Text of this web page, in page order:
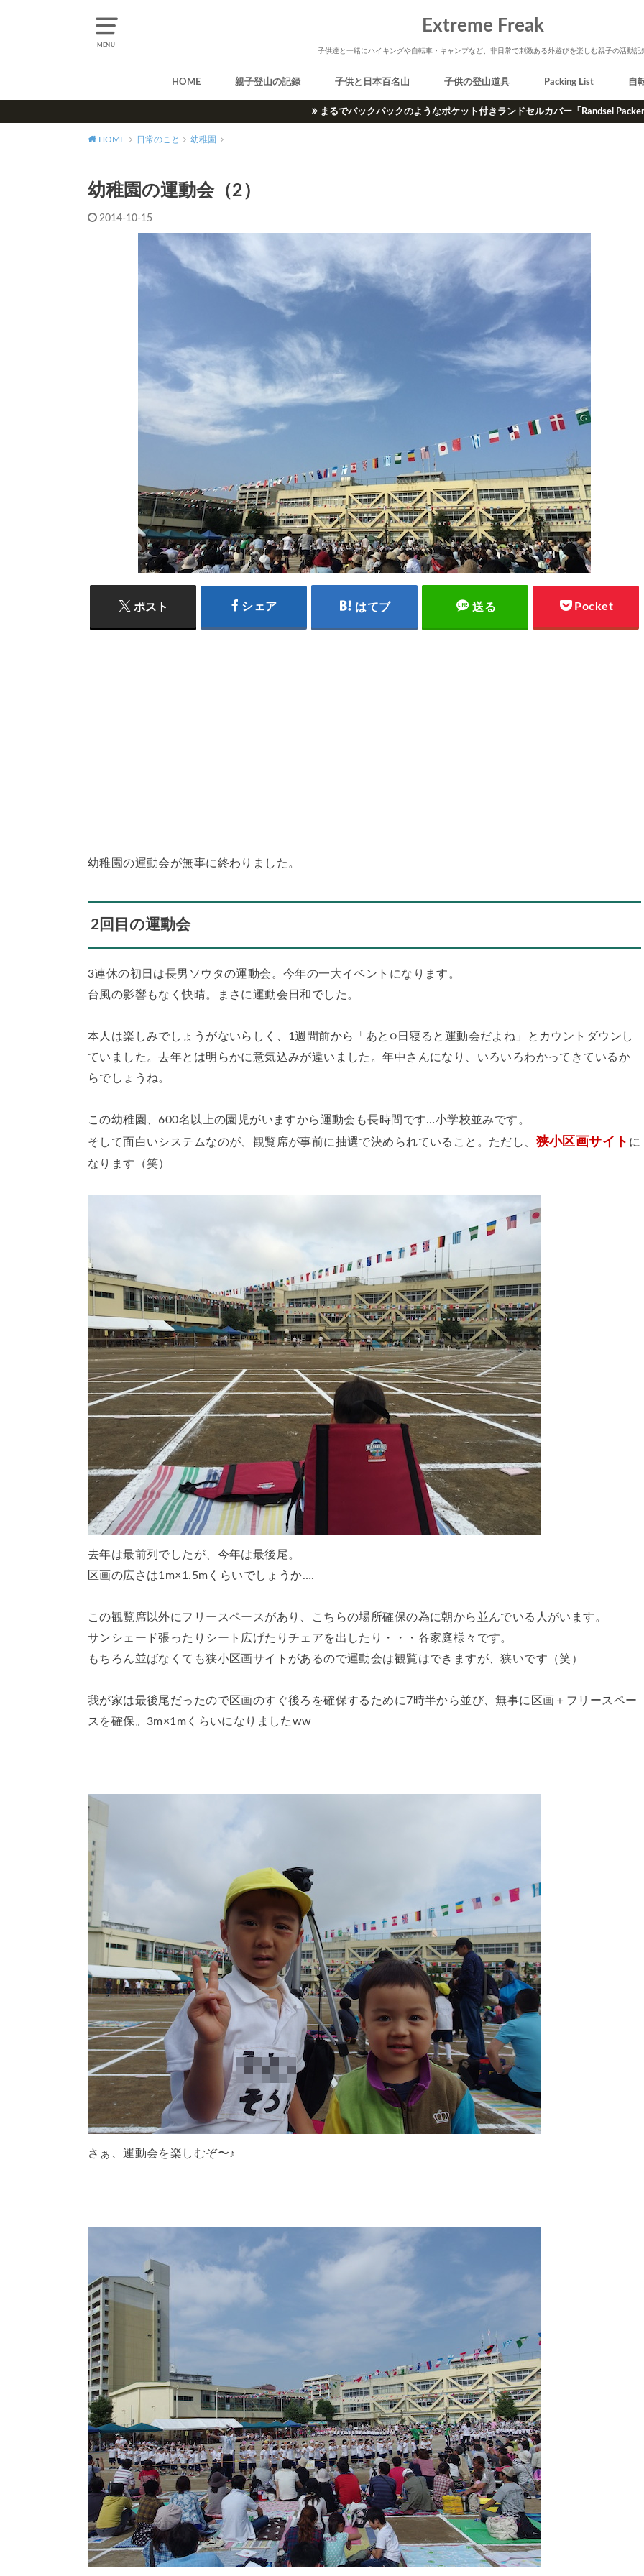
MENU
Extreme Freak
子供達と一緒にハイキングや自転車・キャンプなど、非日常で刺激ある外遊びを楽しむ親子の活動記
HOME 親子登山の記録 子供と日本百名山 子供の登山道具 Packing List 自
まるでバックパックのようなポケット付きランドセルカバー「Randsel Packer
HOME 日常のこと 幼稚園
幼稚園の運動会（2）
2014-10-15
ポスト シェア はてブ 送る Pocket
幼稚園の運動会が無事に終わりました。
2回目の運動会
3連休の初日は長男ソウタの運動会。今年の一大イベントになります。
台風の影響もなく快晴。まさに運動会日和でした。
本人は楽しみでしょうがないらしく、1週間前から「あと○日寝ると運動会だよね」とカウントダウンし
ていました。去年とは明らかに意気込みが違いました。年中さんになり、いろいろわかってきているか
らでしょうね。
この幼稚園、600名以上の園児がいますから運動会も長時間です…小学校並みです。
そして面白いシステムなのが、観覧席が事前に抽選で決められていること。ただし、 狭小区画サイト に
なります（笑）
去年は最前列でしたが、今年は最後尾。
区画の広さは1m×1.5mくらいでしょうか….
この観覧席以外にフリースペースがあり、こちらの場所確保の為に朝から並んでいる人がいます。
サンシェード張ったりシート広げたりチェアを出したり・・・各家庭様々です。
もちろん並ばなくても狭小区画サイトがあるので運動会は観覧はできますが、狭いです（笑）
我が家は最後尾だったので区画のすぐ後ろを確保するために7時半から並び、無事に区画＋フリースペー
スを確保。3m×1mくらいになりましたww
さぁ、運動会を楽しむぞ〜♪